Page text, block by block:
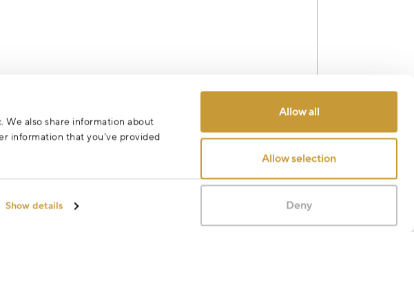
We also share information about
information that you’ve provided
Show details
Allow all
Allow selection
Deny